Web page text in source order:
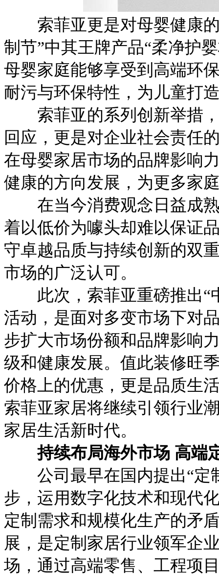
索菲亚更是对母婴健康的
制节”中其王牌产品“柔净护
母婴家庭能够享受到高端环
耐污与环保特性，为儿童打
索菲亚的系列创新举措，
回应，更是对企业社会责任
在母婴家居市场的品牌影响
健康的方向发展，为更多家
在当今消费观念日益成熟
着以低价为噱头却难以保证
守卓越品质与持续创新的双
市场的广泛认可。
此次，索菲亚重磅推出“
活动，是面对多变市场下对
步扩大市场份额和品牌影响
级和健康发展。值此装修旺
价格上的优惠，更是品质生
索菲亚家居将继续引领行业
家居生活新时代。
持续布局海外市场 高端
公司最早在国内提出“定
步，运用数字化技术和现代
定制需求和规模化生产的矛
展，是定制家居行业领军企
场，通过高端零售、工程项